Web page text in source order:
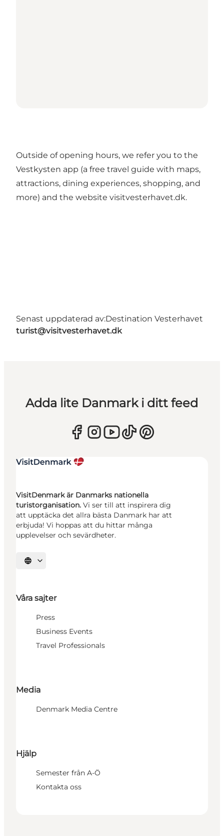
Outside of opening hours, we refer you to the
Vestkysten app (a free travel guide with maps,
attractions, dining experiences, shopping, and
more) and the website visitvesterhavet.dk.
Senast uppdaterad av:Destination Vesterhavet
turist@visitvesterhavet.dk
Adda lite Danmark i ditt feed
VisitDenmark är Danmarks nationella
turistorganisation. Vi ser till att inspirera dig
att upptäcka det allra bästa Danmark har att
erbjuda! Vi hoppas att du hittar många
upplevelser och sevärdheter.
Välj språk
Våra sajter
Press
Business Events
Travel Professionals
Media
Denmark Media Centre
Hjälp
Semester från A-Ö
Kontakta oss